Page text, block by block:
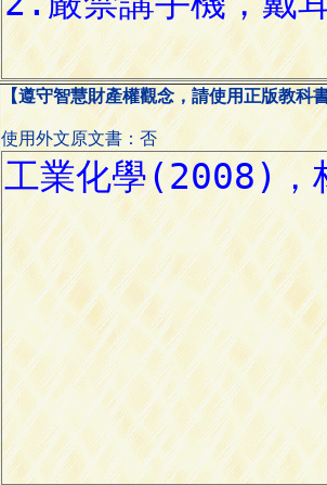
【遵守智慧財產權觀念，請使用正版教科
使用外文原文書：否